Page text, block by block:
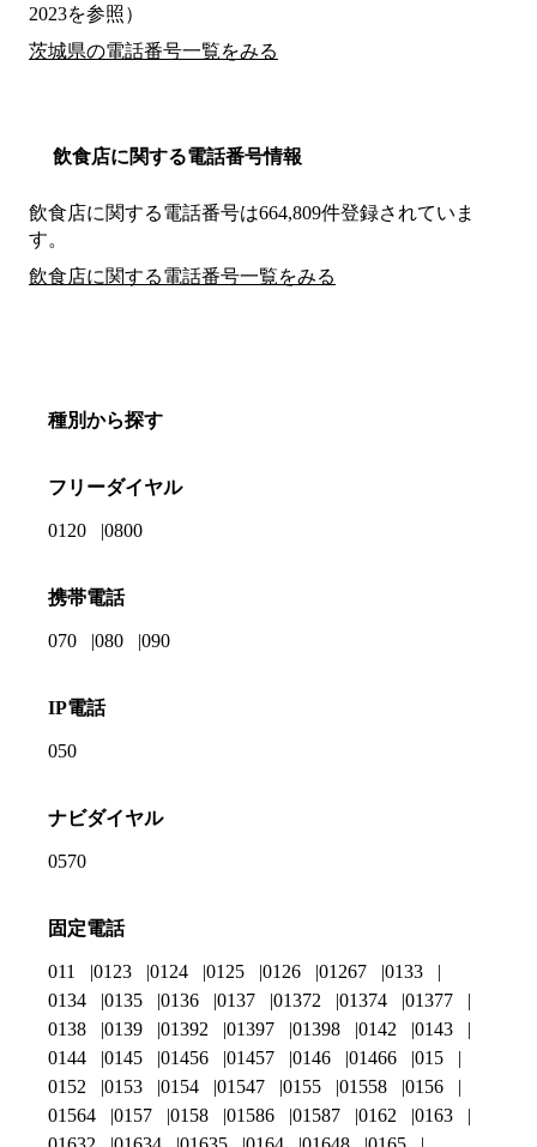
2023を参照）
茨城県の電話番号一覧をみる
飲食店に関する電話番号情報
飲食店に関する電話番号は664,809件登録されていま
す。
飲食店に関する電話番号一覧をみる
種別から探す
フリーダイヤル
0120 0800
携帯電話
070 080 090
IP電話
050
ナビダイヤル
0570
固定電話
011 0123 0124 0125 0126 01267
0133
0134
0135 0136 0137 01372 01374
01377
0138
0139 01392 01397 01398 0142
0143
0144
0145 01456 01457 0146 01466
015
0152
0153 0154 01547 0155 01558
0156
01564
0157 0158 01586 01587 0162
0163